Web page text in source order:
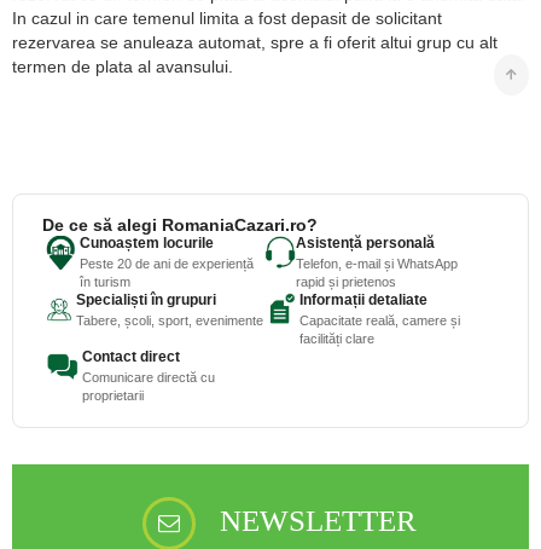
In cazul in care temenul limita a fost depasit de solicitant
rezervarea se anuleaza automat, spre a fi oferit altui grup cu alt
termen de plata al avansului.
De ce să alegi RomaniaCazari.ro?
Cunoaștem locurile
Peste 20 de ani de experiență
în turism
Asistență personală
Telefon, e-mail și WhatsApp
rapid și prietenos
Specialiști în grupuri
Tabere, școli, sport, evenimente
Informații detaliate
Capacitate reală, camere și
facilități clare
Contact direct
Comunicare directă cu
proprietarii
NEWSLETTER